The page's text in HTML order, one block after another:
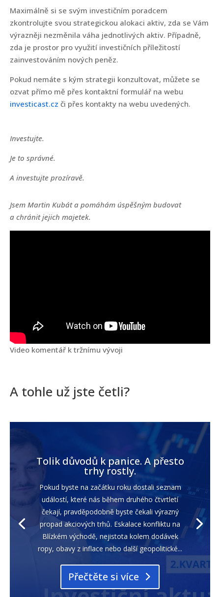
Maximálně si se svým investičním poradcem
zkontrolujte svou strategickou alokaci aktiv, zda se Vám
výrazněji nezměnila váha jednotlivých aktiv. Případně,
zda je prostor pro využití investičních příležitostí
zainvestováním nových peněz.
Pokud nemáte s kým strategii konzultovat, můžete se
ozvat přímo mě přes kontaktní formulář na webu
investicast.cz či přes kontakty na webu uvedených.
Investujte.
Je to správné.
A investujte prozíravě.
Jsem Martin Kubát a pomáhám úspěšným budovat
a chránit jejich majetek.
Video komentář k tržnímu vývoji
A tohle už jste četli?
Tolik důvodů k panice. A přesto
trhy rostly.
Pokud byste na začátku roku dostali seznam
událostí, které nás během druhého čtvrtletí
čekají, pravděpodobně byste čekali výrazný
propad akciových trhů. Eskalace konfliktu na
Blízkém východě, nejistota kolem dodávek
ropy, obavy z inflace nebo další geopolitické...
Přečtěte si více